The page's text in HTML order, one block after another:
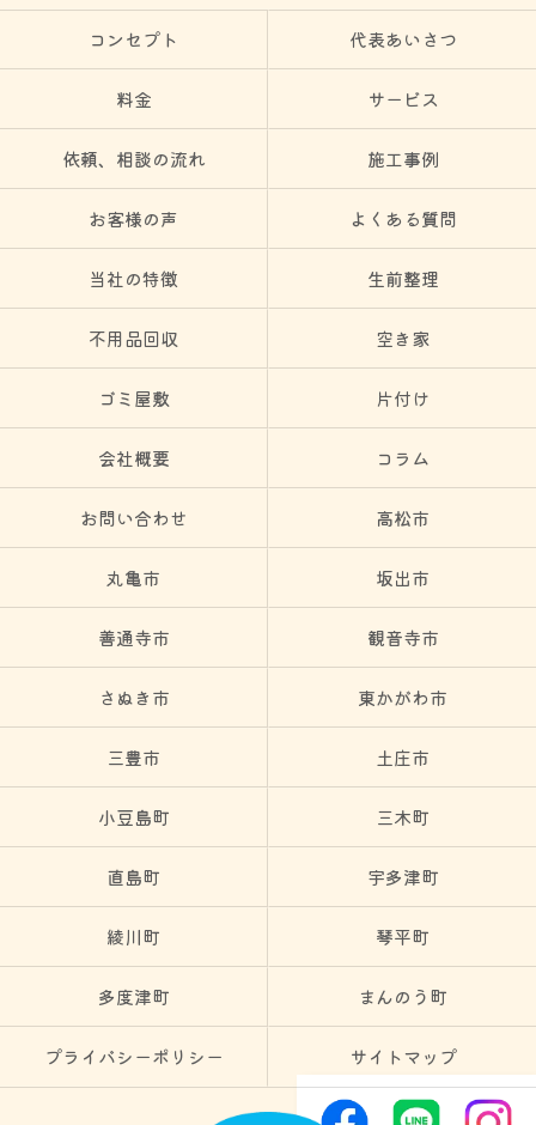
コンセプト 代表あいさつ
料金 サービス
依頼、相談の流れ 施工事例
お客様の声 よくある質問
当社の特徴 生前整理
不用品回収 空き家
ゴミ屋敷 片付け
会社概要 コラム
お問い合わせ 高松市
丸亀市 坂出市
善通寺市 観音寺市
さぬき市 東かがわ市
三豊市 土庄市
小豆島町 三木町
直島町 宇多津町
綾川町 琴平町
多度津町 まんのう町
プライバシーポリシー サイトマップ